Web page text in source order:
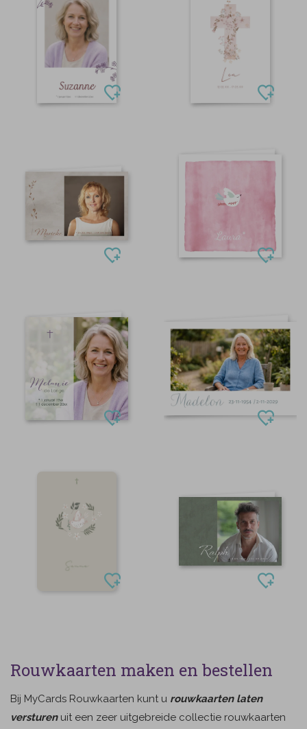
Rouwkaarten maken en bestellen
Bij MyCards Rouwkaarten kunt u rouwkaarten laten
versturenuit een zeer uitgebreide collectie rouwkaarten